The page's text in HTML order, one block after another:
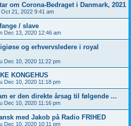
om Corona-Bedraget i Danmark, 2021
Oct 21, 2022 9:41 am
/ slave
Dec 13, 2020 12:46 am
og erhvervsledere i royal
Dec 10, 2020 11:22 pm
KONGEHUS
Dec 10, 2020 11:18 pm
er den direkte årsag til følgende ...
Dec 10, 2020 11:16 pm
med Jakob på Radio FRIHED
Dec 10, 2020 10:11 pm